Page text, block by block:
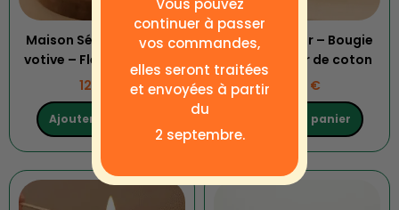
Maison Séjour – Bougie
votive – Fleur d’oranger
12.90
Ajouter au panier
Maison Séjour – Bougie
votive – Fleur de coton
€
Ajouter au panier
Vous pouvez
continuer à passer
vos commandes,
elles seront traitées
et envoyées à partir
du
2 septembre.